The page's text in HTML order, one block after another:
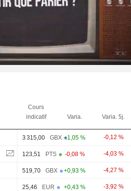
Cours
indicatif
Varia. Varia. 5j.
3 315,00 GBX +1,05 % -0,12 %
123,51 PTS -0,08 % -4,03 %
519,70 GBX +0,93 % -4,27 %
25,46 EUR +0,43 % -3,92 %